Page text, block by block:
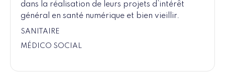
dans la réalisation de leurs projets d’intérêt
général en santé numérique et bien vieillir.
SANITAIRE
MÉDICO SOCIAL